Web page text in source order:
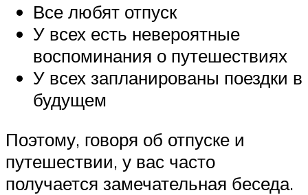
Все любят отпуск
У всех есть невероятные
воспоминания о путешествиях
У всех запланированы поездки в
будущем
Поэтому, говоря об отпуске и
путешествии, у вас часто
получается замечательная беседа.